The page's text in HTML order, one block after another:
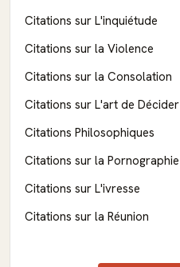
Citations sur L'inquiétude
Citations sur la Violence
Citations sur la Consolation
Citations sur L'art de Décider
Citations Philosophiques
Citations sur la Pornographie
Citations sur L'ivresse
Citations sur la Réunion